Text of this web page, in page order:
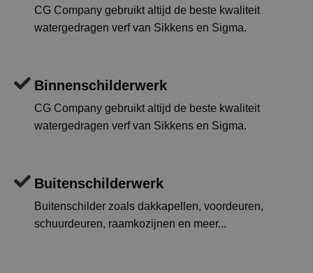
CG Company gebruikt altijd de beste kwaliteit
watergedragen verf van Sikkens en Sigma.
Binnenschilderwerk
CG Company gebruikt altijd de beste kwaliteit
watergedragen verf van Sikkens en Sigma.
Buitenschilderwerk
Buitenschilder zoals dakkapellen, voordeuren,
schuurdeuren, raamkozijnen en meer...